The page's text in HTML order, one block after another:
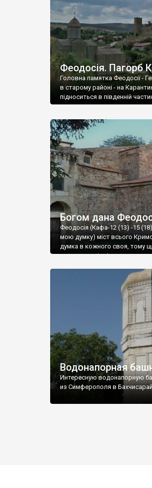
Феодосія. Пагорб
Головна памятка Феодосії -
в старому районі - на
підноситься в південній
Богом дана
Феодосія (Кафа-12 (13) -15
мою думку) міст всього
думка в кожного своя, тому
запрошую відвідати це
Водонапорная
Интересную водонапорную
из Симферополя в Бахчисарай.